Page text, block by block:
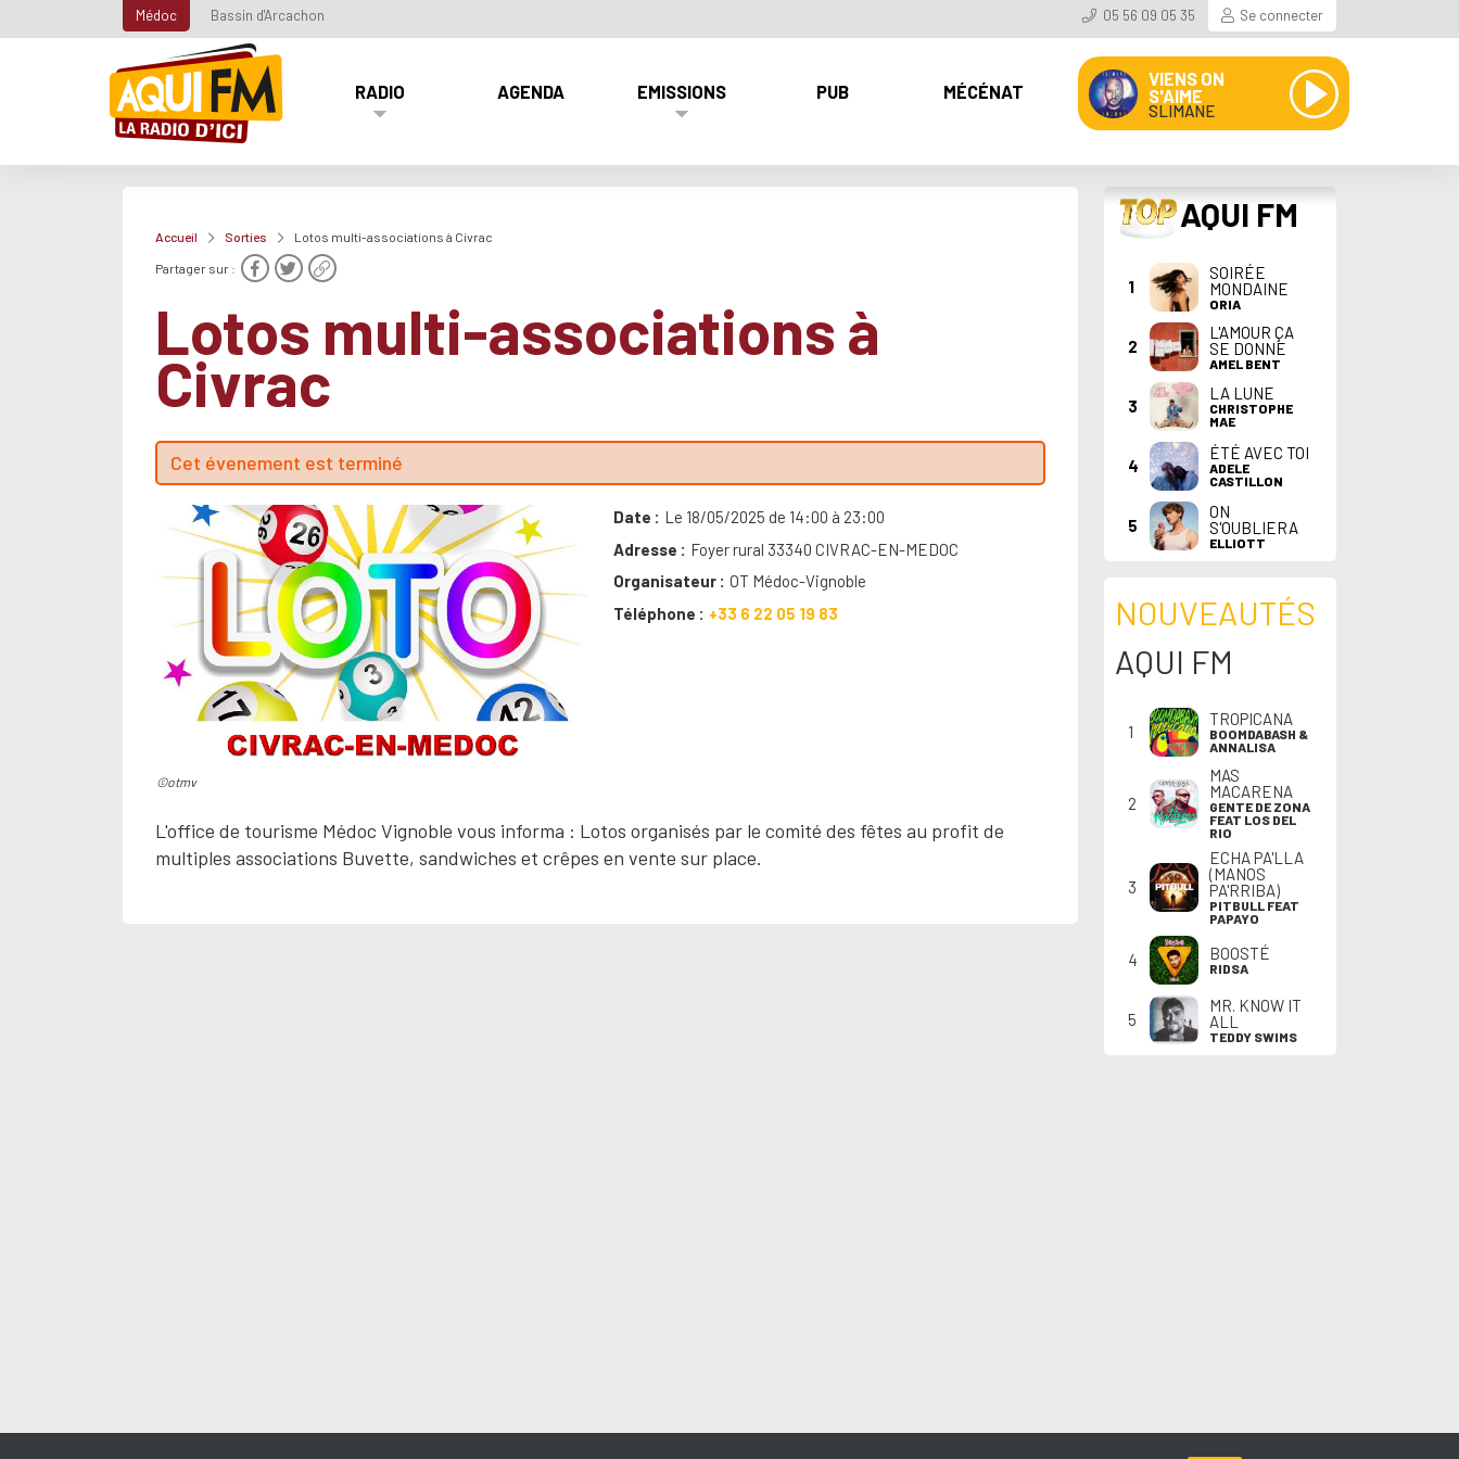
Médoc Bassin d'Arcachon 05 56 09 05 35 Se connecter
RADIO AGENDA EMISSIONS PUB MÉCÉNAT
VIENS ON
S'AIME
SLIMANE
Accueil Sorties Lotos multi-associations à Civrac
Partager sur :
Lotos multi-associations à
Civrac
Cet évenement est terminé
©otmv
Date
Le 18/05/2025 de 14:00 à 23:00
Adresse
Foyer rural 33340 CIVRAC-EN-MEDOC
Organisateur
OT Médoc-Vignoble
Téléphone
+33 6 22 05 19 83
L'office de tourisme Médoc Vignoble vous informa : Lotos organisés par le comité des fêtes au profit de
multiples associations Buvette, sandwiches et crêpes en vente sur place.
TOP AQUI FM
1
SOIRÉE
MONDAINE
ORIA
2
L'AMOUR ÇA
SE DONNE
AMEL BENT
3
LA LUNE
CHRISTOPHE
MAE
4
ÉTÉ AVEC TOI
ADELE
CASTILLON
5
ON
S'OUBLIERA
ELLIOTT
NOUVEAUTÉS
AQUI FM
1
TROPICANA
BOOMDABASH &
ANNALISA
2
MAS
MACARENA
GENTE DE ZONA
FEAT LOS DEL
RIO
3
ECHA PA'LLA
(MANOS
PA'RRIBA)
PITBULL FEAT
PAPAYO
4 BOOSTÉ
RIDSA
5
MR. KNOW IT
ALL
TEDDY SWIMS